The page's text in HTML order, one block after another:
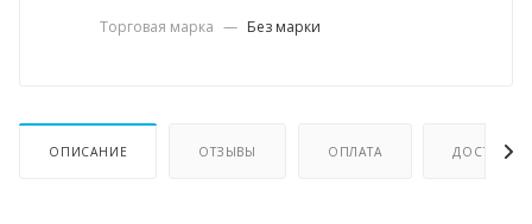
Торговая марка — Без марки
ОПИСАНИЕ ОТЗЫВЫ ОПЛАТА ДОСТАВКА